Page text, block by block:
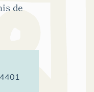
de